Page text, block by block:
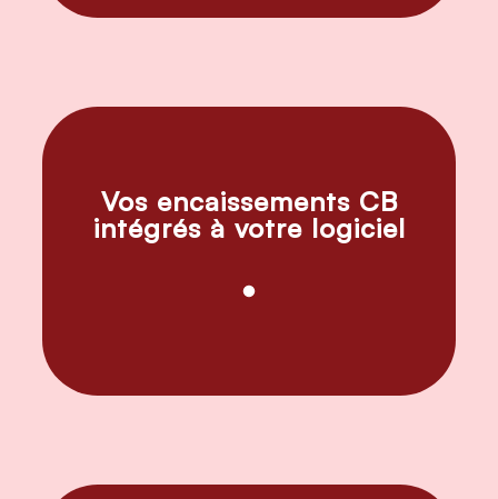
Vos encaissements CB
intégrés à votre logiciel